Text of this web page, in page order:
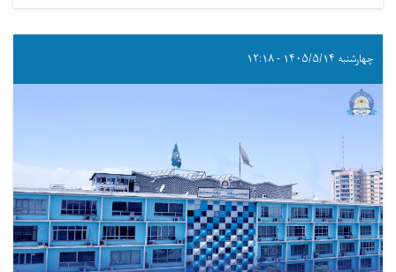
چهارشنبه ۱۴۰۵/۵/۱۴ - ۱۲:۱۸